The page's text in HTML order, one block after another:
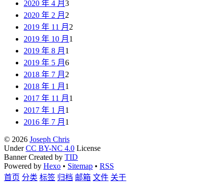
2020 年 4 月 3
2020 年 2 月 2
2019 年 11 月 2
2019 年 10 月 1
2019 年 8 月 1
2019 年 5 月 6
2018 年 7 月 2
2018 年 1 月 1
2017 年 11 月 1
2017 年 1 月 1
2016 年 7 月 1
© 2026 Joseph Chris
UnderCC BY-NC 4.0 License
Banner Created by TID
Powered by Hexo • Sitemap • RSS
首页 分类 标签 归档 邮箱 文件 关于